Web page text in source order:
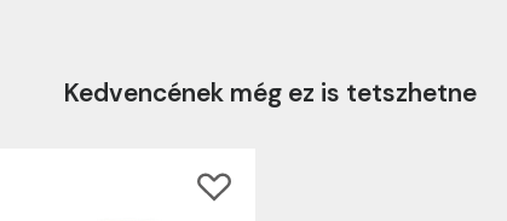
Kedvencének még ez is tetszhetne